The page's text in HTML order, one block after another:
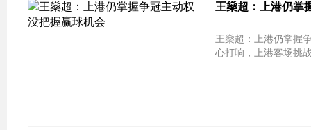
王燊超：上港仍掌
王燊超：上港仍掌握
心打响，上港客场挑